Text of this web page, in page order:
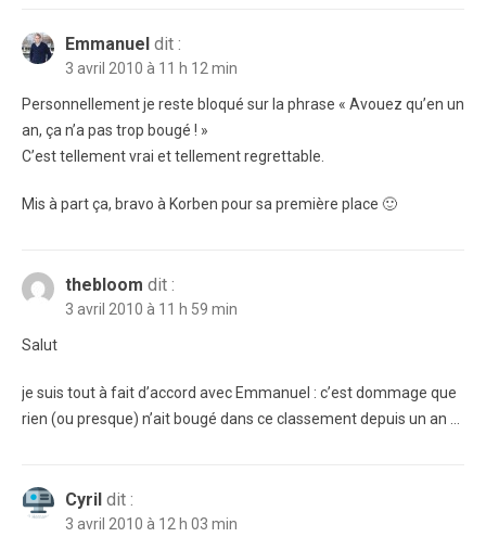
Emmanuel dit :
3 avril 2010 à 11 h 12 min
Personnellement je reste bloqué sur la phrase « Avouez qu’en un
an, ça n’a pas trop bougé ! »
C’est tellement vrai et tellement regrettable.
Mis à part ça, bravo à Korben pour sa première place 🙂
thebloom dit :
3 avril 2010 à 11 h 59 min
Salut
je suis tout à fait d’accord avec Emmanuel : c’est dommage que
rien (ou presque) n’ait bougé dans ce classement depuis un an …
Cyril dit :
3 avril 2010 à 12 h 03 min